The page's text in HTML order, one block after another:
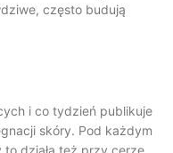
często budują
i co tydzień publikuje
skóry. Pod każdym
działa też przy cerze